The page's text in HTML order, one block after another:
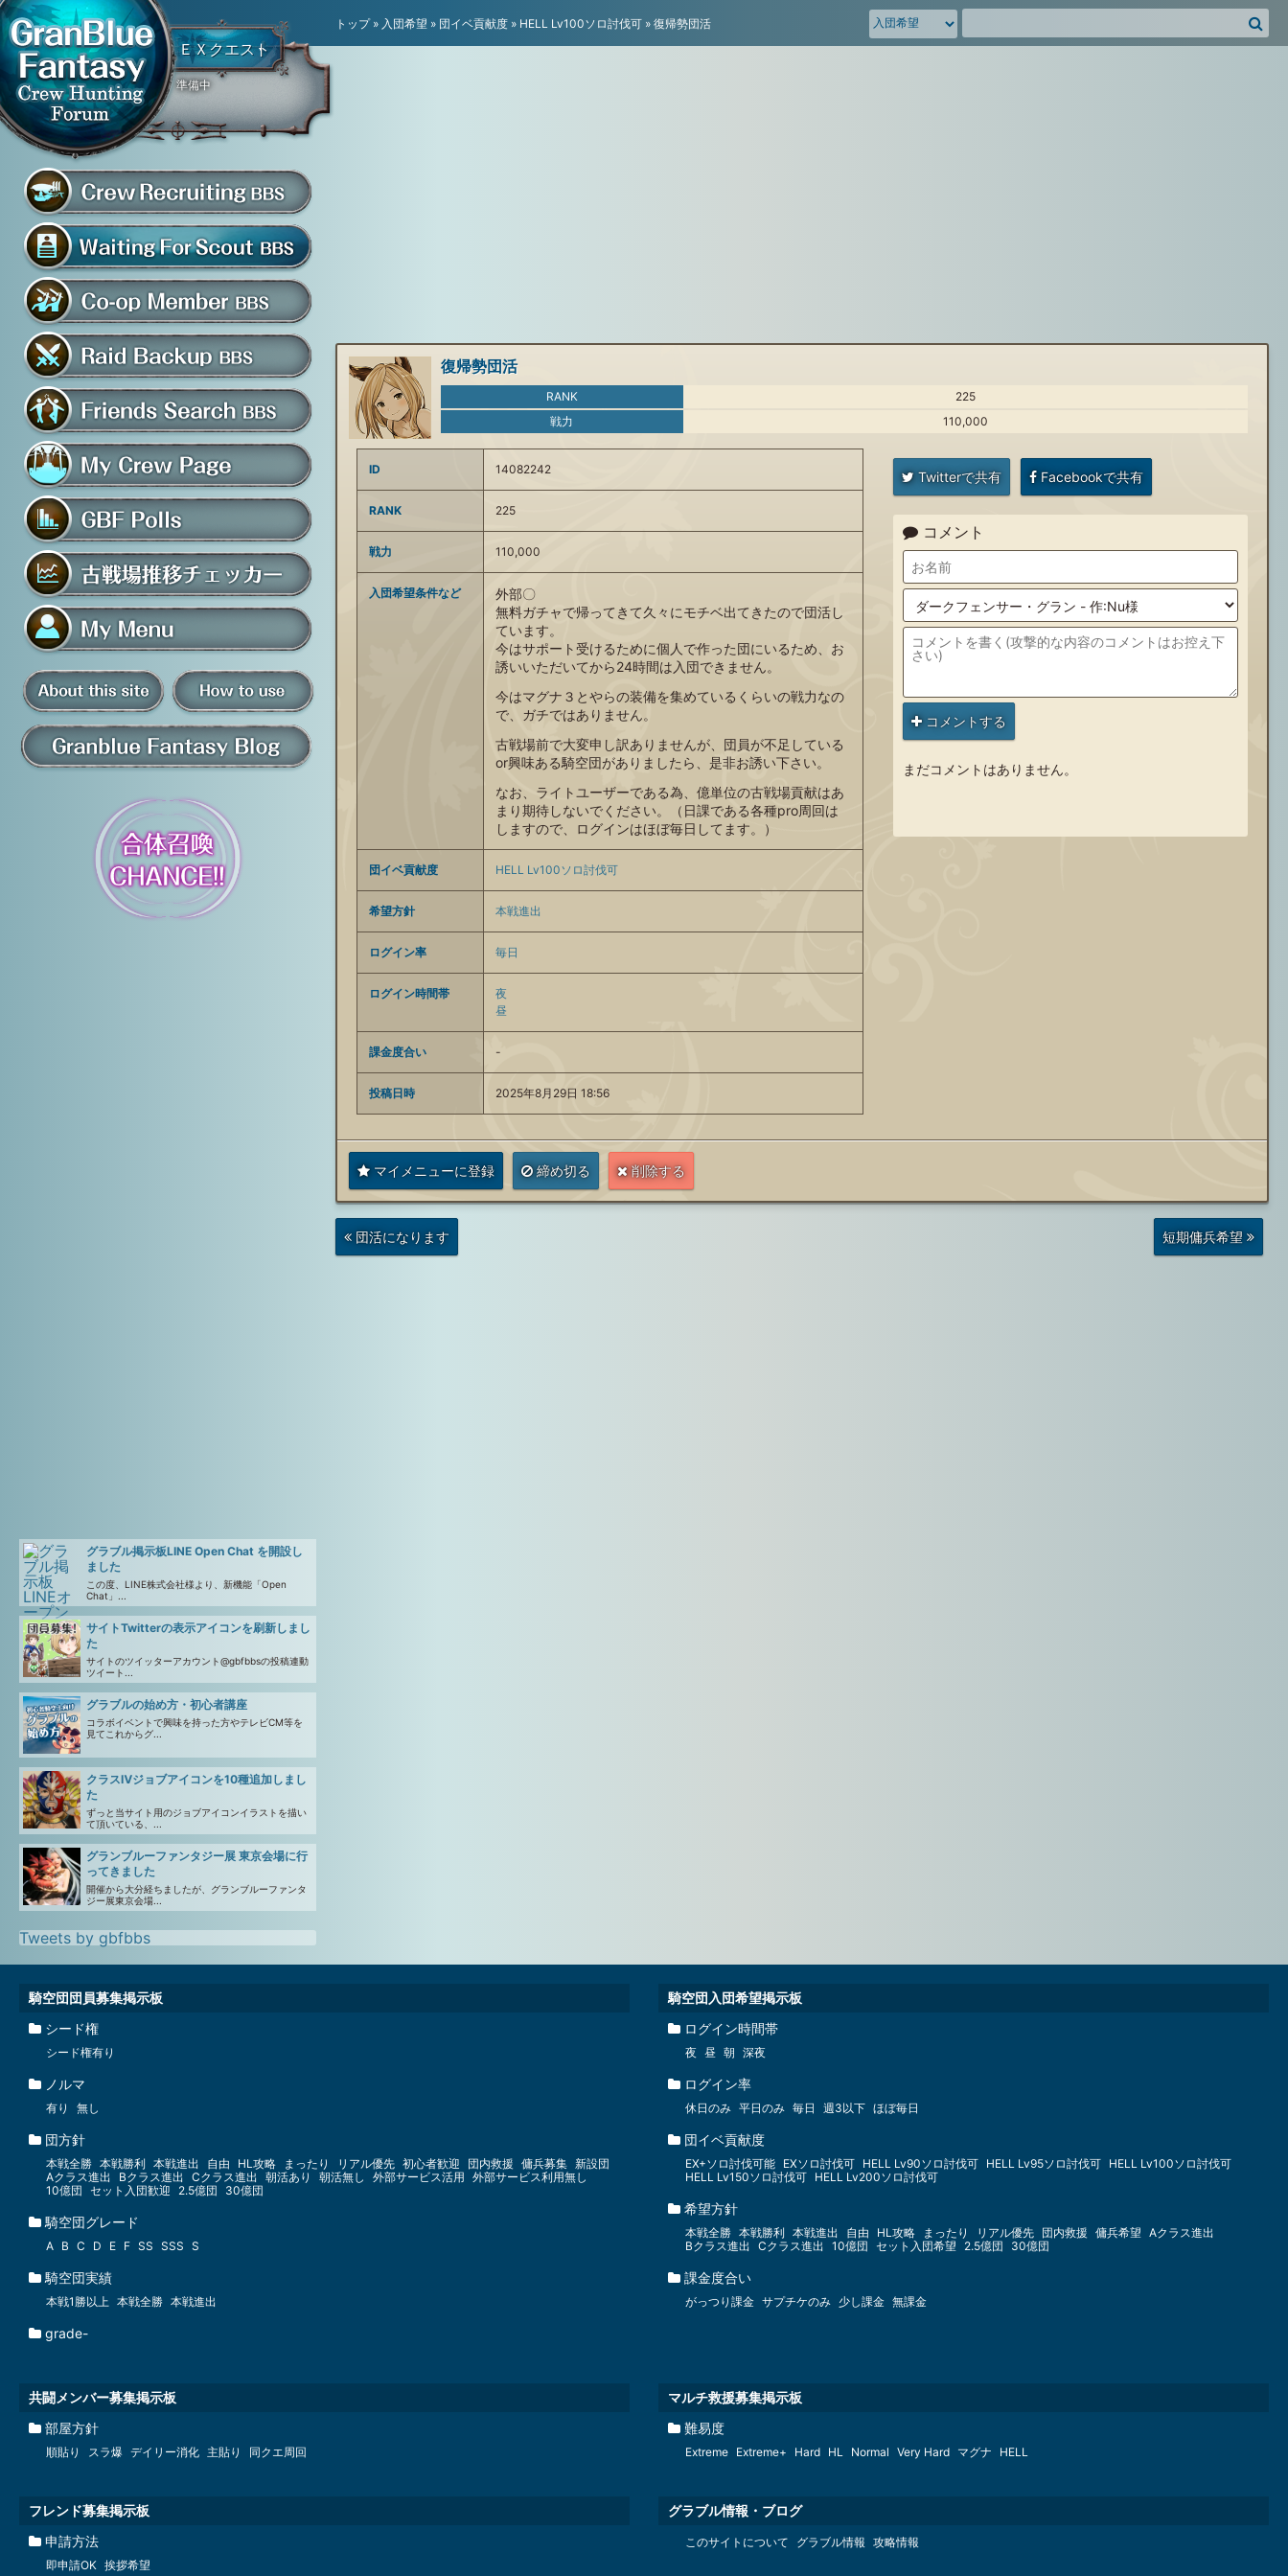
グラブル騎空団募集掲示
騎
空
団
騎空団員募集掲示板
騎空団入団希望掲示板
共闘部屋・メンバー掲示板
マルチバトル救援募集掲示板
フレンド募集掲示板
マイ騎空団ページ
グラブルアンケート
古戦場推移チェッカー
マイメニュー
騎空団員募集掲示板 掲示板の使い方
グラブル掲示板LINE Open Chat を開設し
ました
この度、LINE株式会社様より、新機能「Open
Chat」...
サイトTwitterの表示アイコンを刷新しまし
た
サイトのツイッターアカウント@gbfbbsの投稿連動
ツイート...
グラブルの始め方・初心者講座
コラボイベントで興味を持った方やテレビCM等を
見てこれからグ...
クラスⅣジョブアイコンを10種追加しまし
た
ずっと当サイト用のジョブアイコンイラストを描い
て頂いている、...
グランブルーファンタジー展 東京会場に行
ってきました
開催から大分経ちましたが、グランブルーファンタ
ジー展東京会場...
ＥＸクエスト
準備中
Tweets by gbfbbs
トップ» 入団希望 » 団イベ貢献度 » HELL Lv100ソロ討伐可 » 復帰勢団活
復帰勢団活
RANK
225
戦力
110,000
ID 14082242
RANK 225
戦力 110,000
入団希望条件など
外部〇
無料ガチャで帰ってきて久々にモチベ出てきたので団活し
ています。
今はサポート受けるために個人で作った団にいるため、お
誘いいただいてから24時間は入団できません。
今はマグナ３とやらの装備を集めているくらいの戦力なの
で、ガチではありません。
古戦場前で大変申し訳ありませんが、団員が不足している
or興味ある騎空団がありましたら、是非お誘い下さい。
なお、ライトユーザーである為、億単位の古戦場貢献はあ
まり期待しないでください。（日課である各種pro周回は
しますので、ログインはほぼ毎日してます。）
団イベ貢献度 HELL Lv100ソロ討伐可
希望方針 本戦進出
ログイン率 毎日
ログイン時間帯
夜
昼
課金度合い -
投稿日時 2025年8月29日 18:56
Twitterで共有 Facebookで共有
コメント
コメントする
まだコメントはありません。
マイメニューに登録 締め切る 削除する
次
の
投
団活になります
前
の
投
短期傭兵希望
騎空団団員募集掲示板
シード権
シード権有り
ノルマ
有り 無し
団方針
本戦全勝 本戦勝利 本戦進出 自由 HL攻略 まったり リアル優先 初心者歓迎 団内救援 傭兵募集 新設団
Aクラス進出
Bクラス進出 Cクラス進出 朝活あり 朝活無し 外部サービス活用 外部サービス利用無し
10億団 セット入団歓迎 2.5億団 30億団
騎空団グレード
A B C D E F SS SSS S
騎空団実績
本戦1勝以上 本戦全勝 本戦進出
grade-
騎空団入団希望掲示板
ログイン時間帯
夜 昼 朝 深夜
ログイン率
休日のみ 平日のみ 毎日 週3以下 ほぼ毎日
団イベ貢献度
EX+ソロ討伐可能 EXソロ討伐可 HELL Lv90ソロ討伐可 HELL Lv95ソロ討伐可 HELL Lv100ソロ討伐可
HELL Lv150ソロ討伐可 HELL Lv200ソロ討伐可
希望方針
本戦全勝 本戦勝利 本戦進出 自由 HL攻略 まったり リアル優先 団内救援 傭兵希望 Aクラス進出
Bクラス進出 Cクラス進出 10億団 セット入団希望 2.5億団 30億団
課金度合い
がっつり課金 サプチケのみ 少し課金 無課金
共闘メンバー募集掲示板
部屋方針
順貼り スラ爆 デイリー消化 主貼り 同クエ周回
マルチ救援募集掲示板
難易度
Extreme Extreme+ Hard HL Normal Very Hard マグナ HELL
フレンド募集掲示板
申請方法
即申請OK 挨拶希望
グラブル情報・ブログ
このサイトについて グラブル情報 攻略情報